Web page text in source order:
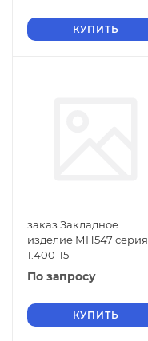
КУПИТЬ
заказ Закладное
изделие МН547 серия
1.400-15
По запросу
КУПИТЬ